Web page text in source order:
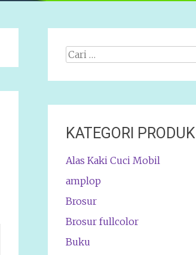
Cari
KATEGORI PRODUK
Alas Kaki Cuci Mobil
amplop
Brosur
Brosur fullcolor
Buku